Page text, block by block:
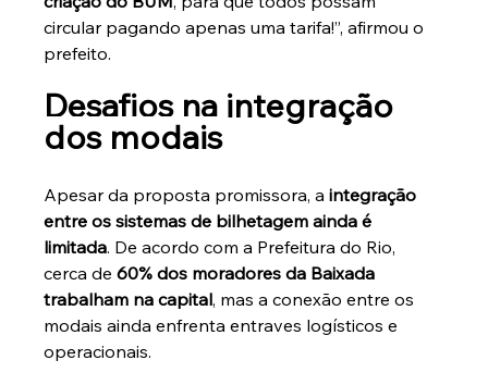
circular pagando apenas uma tarifa!”, afirmou o
prefeito.
Desafios na integração
dos modais
Apesar da proposta promissora, a integração
entre os sistemas de bilhetagem ainda é
limitada. De acordo com a Prefeitura do Rio,
cerca de 60% dos moradores da Baixada
trabalham na capital, mas a conexão entre os
modais ainda enfrenta entraves logísticos e
operacionais.